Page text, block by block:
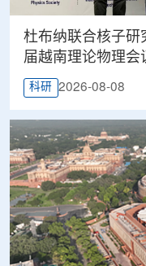
杜布纳联合核子研
届越南理论物理会
科研 2026-08-08